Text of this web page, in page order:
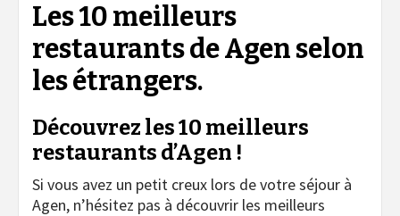
Les 10 meilleurs
restaurants de Agen selon
les étrangers.
Découvrez les 10 meilleurs
restaurants d’Agen !
Si vous avez un petit creux lors de votre séjour à
Agen, n’hésitez pas à découvrir les meilleurs